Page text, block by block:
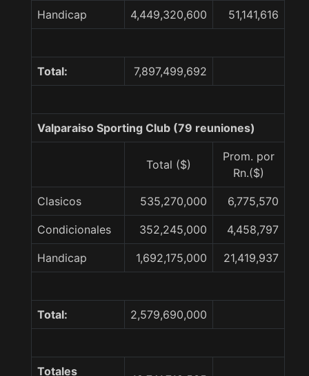
Handicap 4,449,320,600 51,141,616
Total: 7,897,499,692
Valparaiso Sporting Club (79 reuniones)
Total ($)
Prom. por
Rn.($)
Clasicos 535,270,000 6,775,570
Condicionales 352,245,000 4,458,797
Handicap 1,692,175,000 21,419,937
Total: 2,579,690,000
Totales